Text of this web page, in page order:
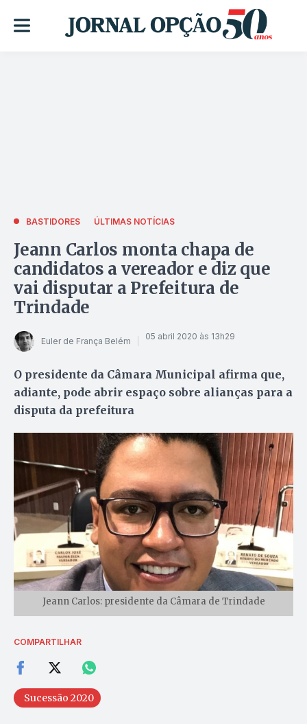
BASTIDORES ÚLTIMAS NOTÍCIAS
Jeann Carlos monta chapa de
candidatos a vereador e diz que
vai disputar a Prefeitura de
Trindade
Euler de França Belém 05 abril 2020 às 13h29
O presidente da Câmara Municipal afirma que,
adiante, pode abrir espaço sobre alianças para a
disputa da prefeitura
Jeann Carlos: presidente da Câmara de Trindade
COMPARTILHAR
Sucessão 2020